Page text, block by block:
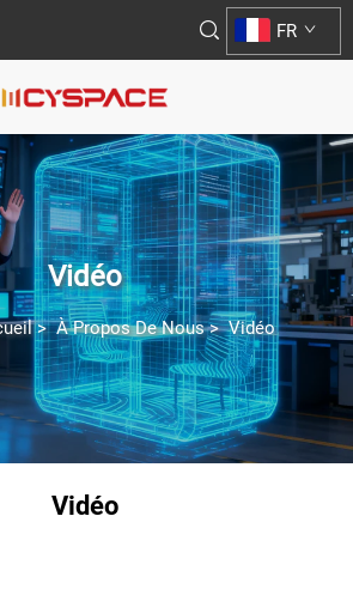
FR
Vidéo
>À Propos De Nous>Vidéo
Vidéo